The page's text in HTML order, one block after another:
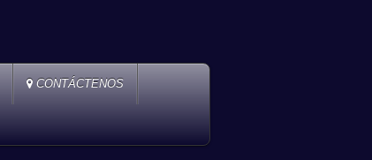
CONTÁCTENOS